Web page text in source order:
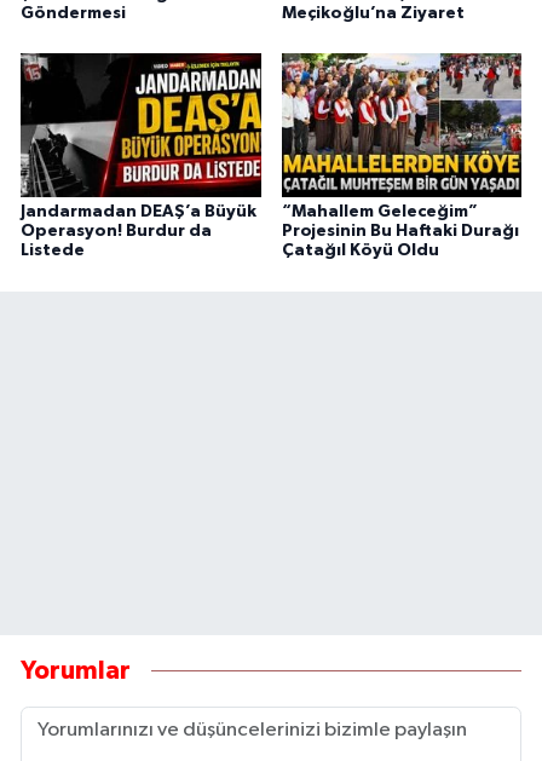
Göndermesi
Meçikoğlu’na Ziyaret
Jandarmadan DEAŞ’a Büyük
Operasyon! Burdur da
Listede
“Mahallem Geleceğim”
Projesinin Bu Haftaki Durağı
Çatağıl Köyü Oldu
Yorumlar